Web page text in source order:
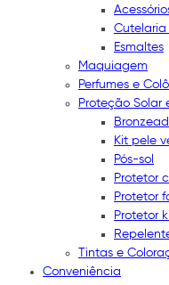
Esmaltes
Maquiagem
Perfumes e
Proteção Solar
Kit pele
Pós-sol
Protetor
Protetor
Protetor
Tintas e
Conveniência